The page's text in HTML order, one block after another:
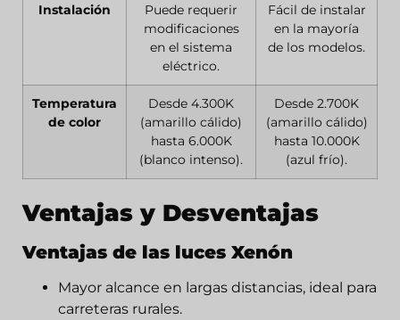
Instalación
Puede requerir
modificaciones
en el sistema
eléctrico.
Fácil de instalar
en la mayoría
de los modelos.
Temperatura
de color
Desde 4.300K
(amarillo cálido)
hasta 6.000K
(blanco intenso).
Desde 2.700K
(amarillo cálido)
hasta 10.000K
(azul frío).
Ventajas y Desventajas
Ventajas de las luces Xenón
Mayor alcance en largas distancias, ideal para
carreteras rurales.